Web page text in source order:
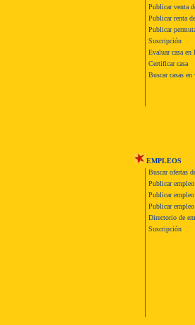
Publicar venta
Publicar renta
Publicar
Suscripción
Evaluar casa en
Certificar casa
Buscar casas en
EMPLEOS
Buscar ofertas
Publicar empleo
Publicar
Publicar
Directorio de
Suscripción